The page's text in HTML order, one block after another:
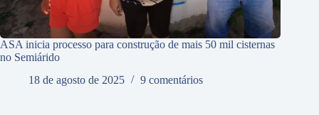
ASA inicia processo para construção de mais 50 mil cisternas
no Semiárido
18 de agosto de 2025
9 comentários